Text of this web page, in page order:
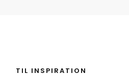
TIL INSPIRATION